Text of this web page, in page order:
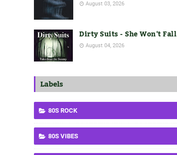
August 03, 2026
Dirty Suits - She Won't Fall
August 04, 2026
Labels
80S ROCK
80S VIBES